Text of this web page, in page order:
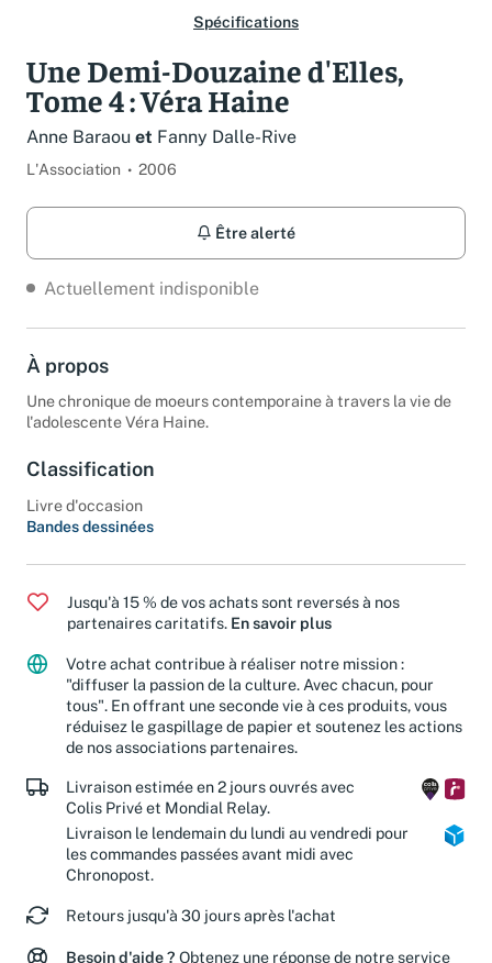
Spécifications
Une Demi-Douzaine d'Elles,
Tome 4 : Véra Haine
Anne Baraou et Fanny Dalle-Rive
L'Association 2006
Être alerté
Actuellement indisponible
À propos
Une chronique de moeurs contemporaine à travers la vie de
l'adolescente Véra Haine.
Classification
Livre d'occasion
Bandes dessinées
Jusqu'à 15 % de vos achats sont reversés à nos
partenaires caritatifs. En savoir plus
Votre achat contribue à réaliser notre mission :
"diffuser la passion de la culture. Avec chacun, pour
tous". En offrant une seconde vie à ces produits, vous
réduisez le gaspillage de papier et soutenez les actions
de nos associations partenaires.
Livraison estimée en 2 jours ouvrés avec
Colis Privé et Mondial Relay.
Livraison le lendemain du lundi au vendredi pour
les commandes passées avant midi avec
Chronopost.
Retours jusqu'à 30 jours après l'achat
Besoin d'aide ? Obtenez une réponse de notre service